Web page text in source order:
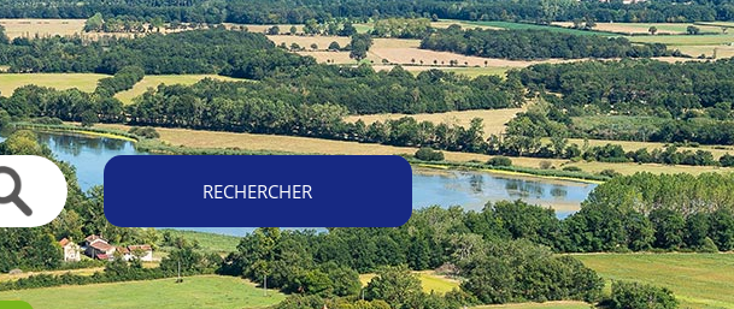
RECHERCHER